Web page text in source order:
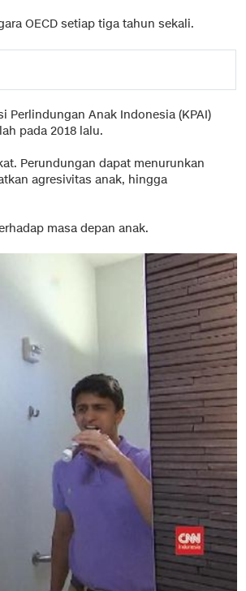
OECD setiap tiga tahun sekali.
Perlindungan Anak Indonesia (KPAI)
pada 2018 lalu.
Perundungan dapat menurunkan
agresivitas anak, hingga
masa depan anak.